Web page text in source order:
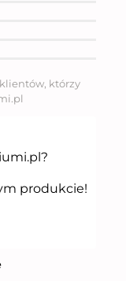
5
n
którzy
produkcie!